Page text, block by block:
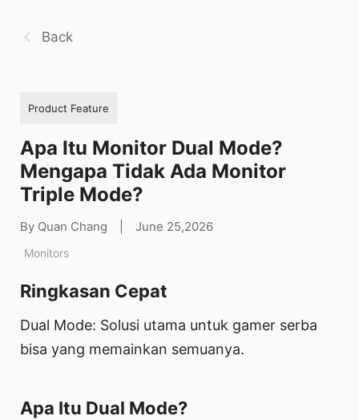
Back
Product Feature
Apa Itu Monitor Dual Mode?
Mengapa Tidak Ada Monitor
Triple Mode?
By Quan Chang June 25,2026
Monitors
Ringkasan Cepat
Dual Mode: Solusi utama untuk gamer serba
bisa yang memainkan semuanya.
Apa Itu Dual Mode?